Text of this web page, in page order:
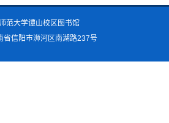
范大学谭山校区图书馆
省信阳市浉河区南湖路237号